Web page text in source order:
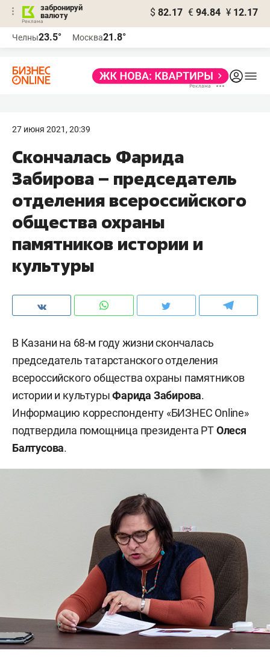
забронируй
валюту
$ 82.17 € 94.84 ¥ 12.17
Челны23.5° Москва21.8°
27 июня 2021, 20:39
Скончалась Фарида
Забирова – председатель
отделения всероссийского
общества охраны
памятников истории и
культуры
В Казани на 68-м году жизни скончалась
председатель татарстанского отделения
всероссийского общества охраны памятников
истории и культурыФарида Забирова.
Информацию корреспонденту «БИЗНЕС Online»
подтвердила помощница президента РТОлеся
Балтусова.